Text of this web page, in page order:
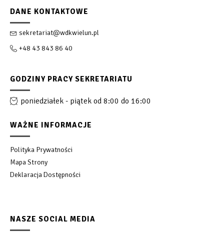
DANE KONTAKTOWE
sekretariat@wdkwielun.pl
+48 43 843 86 40
GODZINY PRACY SEKRETARIATU
poniedziałek - piątek od 8:00 do 16:00
WAŻNE INFORMACJE
Polityka Prywatności
Mapa Strony
Deklaracja Dostępności
NASZE SOCIAL MEDIA